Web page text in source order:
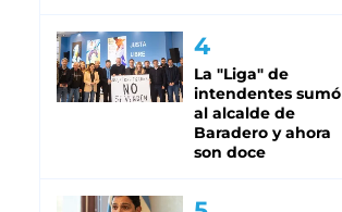
La "Liga" de
intendentes sumó
al alcalde de
Baradero y ahora
son doce